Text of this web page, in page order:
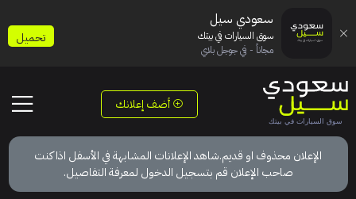
أضف إعلانك
الإعلان محذوف او قديم.شاهد الإعلانات المشابهة في الأسفل اذا كنت
صاحب الإعلان قم بتسجيل الدخول لمعرفة التفاصيل.
سعودي سيل
سوق السيارات في بيتك
مجاناً - في جوجل بلاي
تحميل